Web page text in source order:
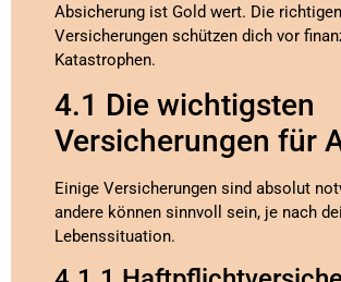
Absicherung ist Gold wert. Die richtigen
Versicherungen schützen dich vor
Katastrophen.
4.1 Die wichtigsten
Versicherungen für
Einige Versicherungen sind absolut
andere können sinnvoll sein, je nach
Lebenssituation.